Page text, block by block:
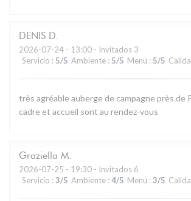
DENIS D
2026-07-24 - 13:00 - Invitados 3
Servicio : 5/5 Ambiente : 5/5 Menú : 5/5
très agréable auberge de campagne près de
cadre et accueil sont au rendez-vous
Graziella M
2026-07-25 - 19:30 - Invitados 6
Servicio : 3/5 Ambiente : 4/5 Menú : 3/5